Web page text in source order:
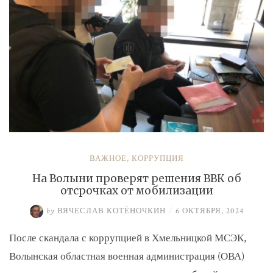
ВАЖНОЕ, КОРРУПЦИЯ
На Волыни проверят решения ВВК об
отсрочках от мобилизации
by ВЯЧЕСЛАВ КОТЁНОЧКИН / 6 ОКТЯБРЯ, 2024
После скандала с коррупцией в Хмельницкой МСЭК,
Волынская областная военная администрация (ОВА)